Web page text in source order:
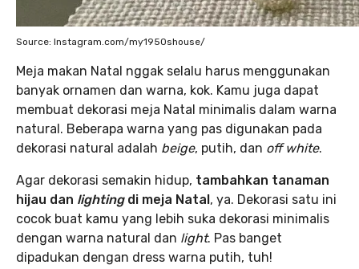
Source: Instagram.com/my1950shouse/
Meja makan Natal nggak selalu harus menggunakan
banyak ornamen dan warna, kok. Kamu juga dapat
membuat dekorasi meja Natal minimalis dalam warna
natural. Beberapa warna yang pas digunakan pada
dekorasi natural adalah beige, putih, dan off white.
Agar dekorasi semakin hidup, tambahkan tanaman
hijau dan lightingdi meja Natal, ya. Dekorasi satu ini
cocok buat kamu yang lebih suka dekorasi minimalis
dengan warna natural dan light. Pas banget
dipadukan dengan dress warna putih, tuh!